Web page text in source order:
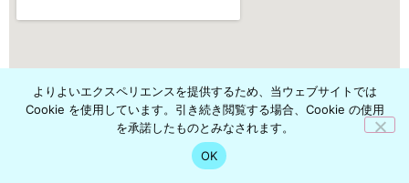
よりよいエクスペリエンスを提供するため、当ウェブサイトでは
Cookie を使用しています。引き続き閲覧する場合、Cookie の使用
を承諾したものとみなされます。
OK